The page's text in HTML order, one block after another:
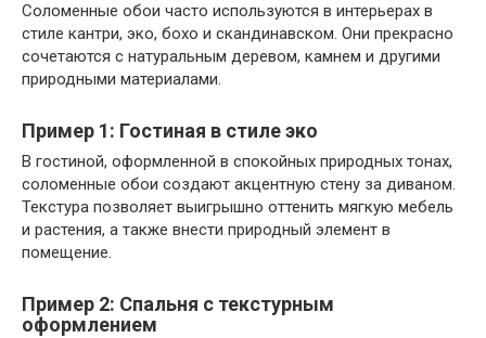
Соломенные обои часто используются в интерьерах в
стиле кантри, эко, бохо и скандинавском. Они прекрасно
сочетаются с натуральным деревом, камнем и другими
природными материалами.
Пример 1: Гостиная в стиле эко
В гостиной, оформленной в спокойных природных тонах,
соломенные обои создают акцентную стену за диваном.
Текстура позволяет выигрышно оттенить мягкую мебель
и растения, а также внести природный элемент в
помещение.
Пример 2: Спальня с текстурным
оформлением